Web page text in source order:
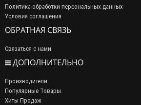
Политика обработки персональных данных
Условия соглашения
ОБРАТНАЯ СВЯЗЬ
Связаться с нами
ДОПОЛНИТЕЛЬНО
Производители
Популярные Товары
Хиты Продаж